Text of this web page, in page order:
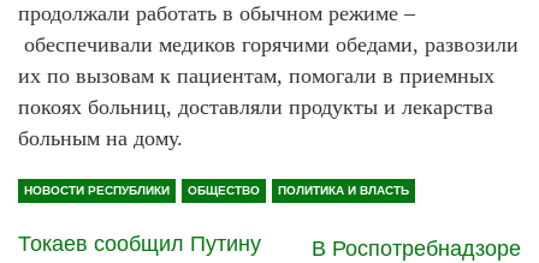
продолжали работать в обычном режиме –
обеспечивали медиков горячими обедами, развозили
их по вызовам к пациентам, помогали в приемных
покоях больниц, доставляли продукты и лекарства
больным на дому.
НОВОСТИ РЕСПУБЛИКИ ОБЩЕСТВО ПОЛИТИКА И ВЛАСТЬ
Токаев сообщил Путину
В Роспотребнадзоре